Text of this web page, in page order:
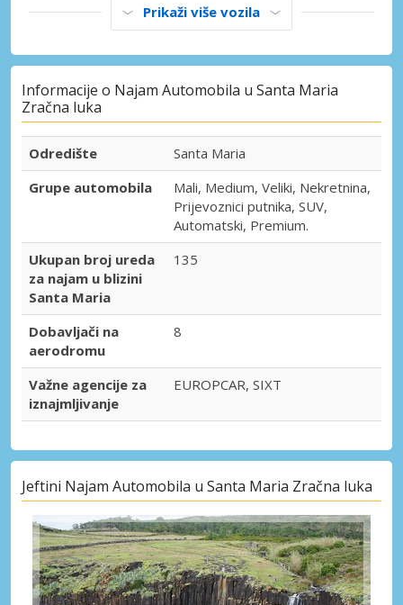
Prikaži više vozila
Informacije o Najam Automobila u Santa Maria
Zračna luka
Odredište
Santa Maria
Grupe automobila
Mali, Medium, Veliki, Nekretnina,
Prijevoznici putnika, SUV,
Automatski, Premium.
Ukupan broj ureda
za najam u blizini
Santa Maria
135
Dobavljači na
aerodromu
8
Važne agencije za
iznajmljivanje
EUROPCAR, SIXT
Jeftini Najam Automobila u Santa Maria Zračna luka